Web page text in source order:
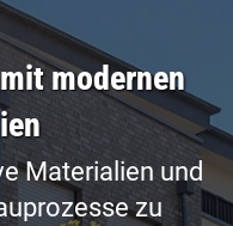
modernen
Materialien und
zu